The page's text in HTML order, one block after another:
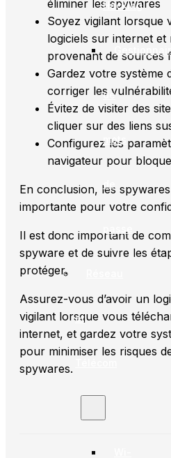
Hacking
de
mots
de
et
éliminer les spywares
Soyez vigilant lorsque
logiciels sur internet et
provenant de sources
Gardez votre système
corriger les
Évitez de visiter des
cliquer sur des liens
Configurez les
navigateur pour
En conclusion, les
importante pour votre
Il est donc important de
spyware et de suivre les
protéger.
Assurez-vous d’avoir un
vigilant lorsque vous
internet, et gardez votre
pour minimiser les risques
spywares.